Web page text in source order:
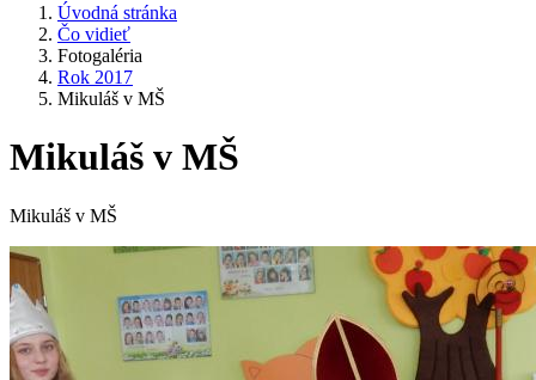
Úvodná stránka
Čo vidieť
Fotogaléria
Rok 2017
Mikuláš v MŠ
Mikuláš v MŠ
Mikuláš v MŠ